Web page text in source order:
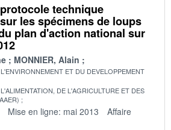
technique
les spécimens de loups
plan d'action national sur
MONNIER, Alain
ET DU DEVELOPPEMENT
DE L'AGRICULTURE ET DES
Mise en ligne: mai 2013
Affaire